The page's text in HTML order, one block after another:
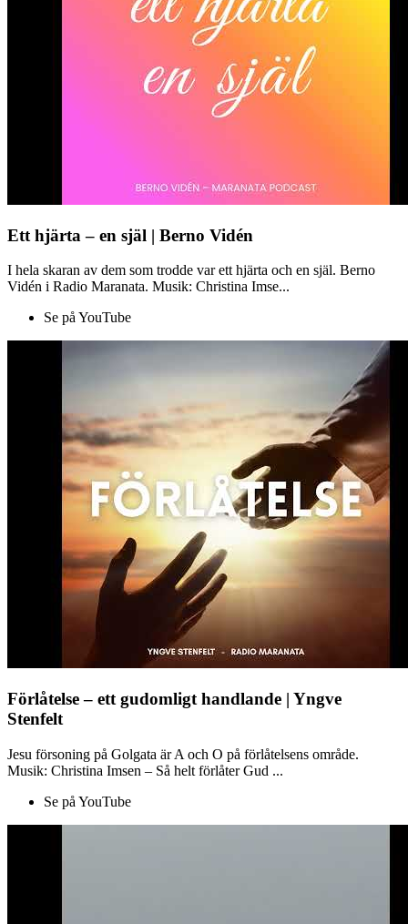
Ett hjärta – en själ | Berno Vidén
I hela skaran av dem som trodde var ett hjärta och en själ. Berno
Vidén i Radio Maranata. Musik: Christina Imse...
Se på YouTube
Förlåtelse – ett gudomligt handlande | Yngve
Stenfelt
Jesu försoning på Golgata är A och O på förlåtelsens område.
Musik: Christina Imsen – Så helt förlåter Gud ...
Se på YouTube